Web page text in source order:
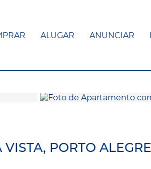
ALUGAR ANUNCIAR
PORTO